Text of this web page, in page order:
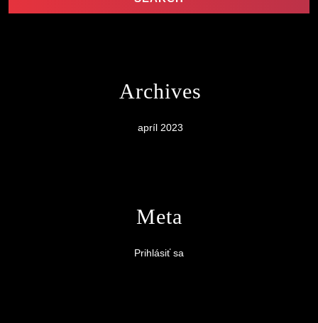
Archives
apríl 2023
Meta
Prihlásiť sa